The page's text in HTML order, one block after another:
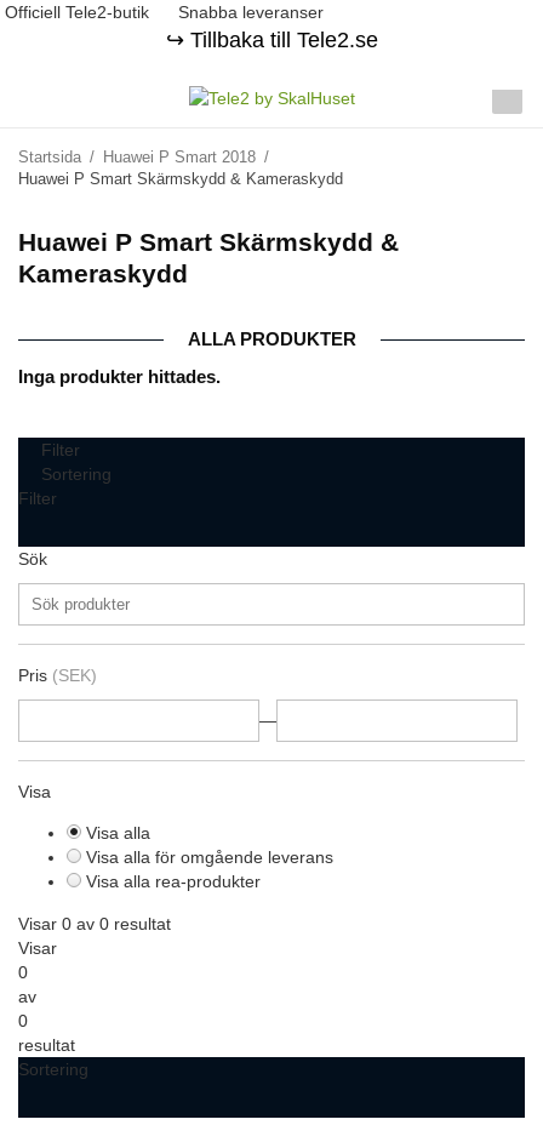
Officiell Tele2-butik Snabba leveranser
↪️ Tillbaka till Tele2.se
Startsida / Huawei P Smart 2018 /
Huawei P Smart Skärmskydd & Kameraskydd
Huawei P Smart Skärmskydd &
Kameraskydd
ALLA PRODUKTER
Inga produkter hittades.
Filter
Sortering
Filter
Sök
Pris (SEK)
—
Visa
Visa alla
Visa alla för omgående leverans
Visa alla rea-produkter
Visar 0 av 0 resultat
Visar
0
av
0
resultat
Sortering